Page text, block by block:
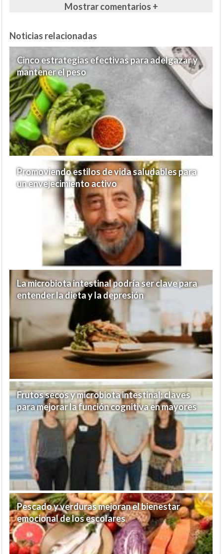
Mostrar comentarios +
Noticias relacionadas
Cinco estrategias efectivas para adelgazar y
mantener el peso
Promoviendo estilos de vida saludables para
un envejecimiento activo
La microbiota intestinal podría ser clave para
entender la dieta y la depresión
Frutos secos y microbiota intestinal: claves
para mejorar la función cognitiva en mayores
Pescado y verduras mejoran el bienestar
emocional de los escolares